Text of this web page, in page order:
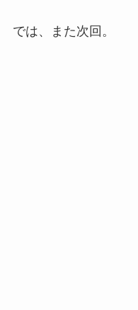
では、また次回。